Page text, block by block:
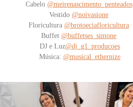
Cabelo @meirenascimento_penteados
Vestido @noivasione
Floricultura @brotoeciafloricultura
Buffet @buffetses_simone
DJ e Luz@dj_g1_producoes
Música: @musical_ethernize